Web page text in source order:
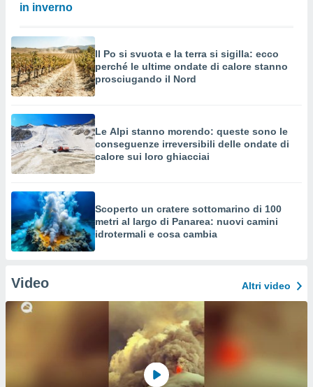
in inverno
Il Po si svuota e la terra si sigilla: ecco
perché le ultime ondate di calore stanno
prosciugando il Nord
Le Alpi stanno morendo: queste sono le
conseguenze irreversibili delle ondate di
calore sui loro ghiacciai
Scoperto un cratere sottomarino di 100
metri al largo di Panarea: nuovi camini
idrotermali e cosa cambia
Video Altri video